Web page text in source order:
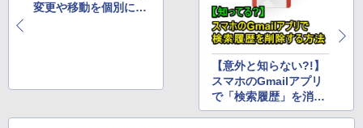
変更や移動を個別にす
【意外と知らない?!】
スマホのGmailアプリ
で「検索履歴」を消去
する方法(Tips)